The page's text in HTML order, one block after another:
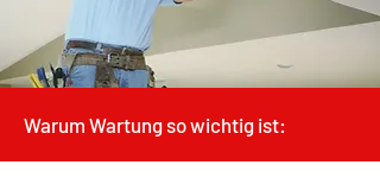
Warum Wartung so wichtig ist: